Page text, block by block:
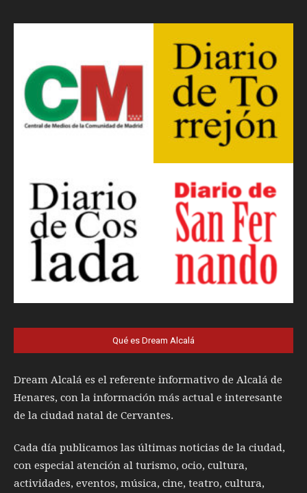
Qué es Dream Alcalá
Dream Alcalá es el referente informativo de Alcalá de
Henares, con la información más actual e interesante
de la ciudad natal de Cervantes.
Cada día publicamos las últimas noticias de la ciudad,
con especial atención al turismo, ocio, cultura,
actividades, eventos, música, cine, teatro, cultura,